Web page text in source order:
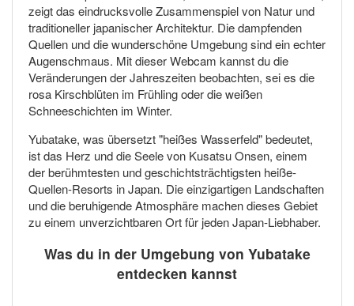
zeigt das eindrucksvolle Zusammenspiel von Natur und
traditioneller japanischer Architektur. Die dampfenden
Quellen und die wunderschöne Umgebung sind ein echter
Augenschmaus. Mit dieser Webcam kannst du die
Veränderungen der Jahreszeiten beobachten, sei es die
rosa Kirschblüten im Frühling oder die weißen
Schneeschichten im Winter.
Yubatake, was übersetzt "heißes Wasserfeld" bedeutet,
ist das Herz und die Seele von Kusatsu Onsen, einem
der berühmtesten und geschichtsträchtigsten heiße-
Quellen-Resorts in Japan. Die einzigartigen Landschaften
und die beruhigende Atmosphäre machen dieses Gebiet
zu einem unverzichtbaren Ort für jeden Japan-Liebhaber.
Was du in der Umgebung von Yubatake
entdecken kannst